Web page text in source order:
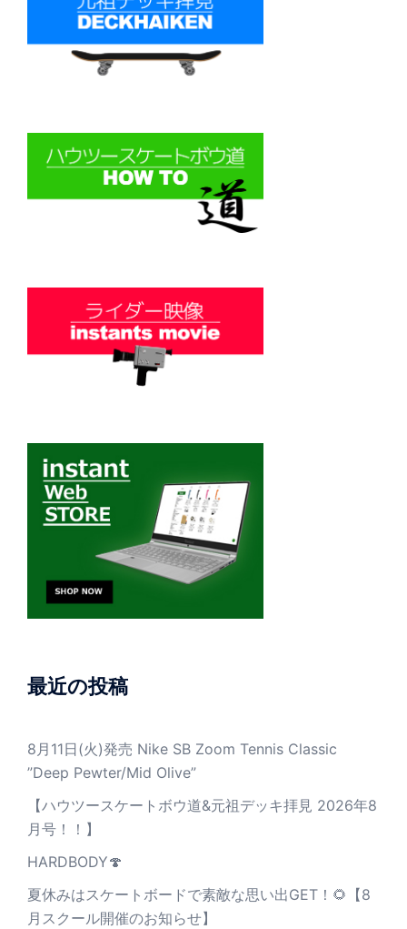
最近の投稿
8月11日(火)発売 Nike SB Zoom Tennis Classic
”Deep Pewter/Mid Olive”
【ハウツースケートボウ道&元祖デッキ拝見 2026年8
月号！！】
HARDBODY🍄
夏休みはスケートボードで素敵な思い出GET！🌻【8
月スクール開催のお知らせ】